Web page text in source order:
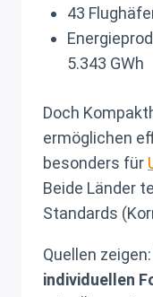
43
5.343 GWh
Doch
ermöglichen
besonders für
Beide Länder
Standards
Quellen
individuellen